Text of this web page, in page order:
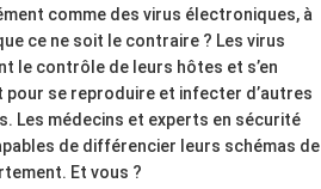
comme des virus électroniques, à
ce ne soit le contraire ? Les virus
le contrôle de leurs hôtes et s’en
pour se reproduire et infecter d’autres
Les médecins et experts en sécurité
de différencier leurs schémas de
Et vous ?